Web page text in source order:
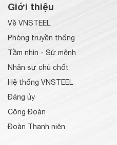
Giới thiệu
Về VNSTEEL
Phòng truyền thống
Tầm nhìn - Sứ mệnh
Nhân sự chủ chốt
Hệ thống VNSTEEL
Đảng ủy
Công Đoàn
Đoàn Thanh niên